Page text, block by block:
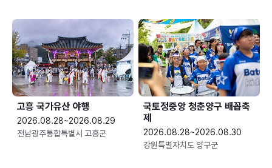
고흥 국가유산 야행
2026.08.28~2026.08.29
전남광주통합특별시 고흥군
국토정중앙 청춘양구 배꼽축
제
2026.08.28~2026.08.30
강원특별자치도 양구군